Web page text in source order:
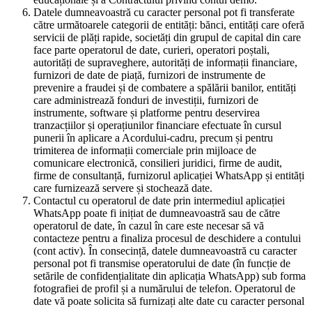
Datele dumneavoastră cu caracter personal pot fi transferate
către următoarele categorii de entități: bănci, entități care oferă
servicii de plăți rapide, societăți din grupul de capital din care
face parte operatorul de date, curieri, operatori poștali,
autorități de supraveghere, autorități de informații financiare,
furnizori de date de piață, furnizori de instrumente de
prevenire a fraudei și de combatere a spălării banilor, entități
care administrează fonduri de investiții, furnizori de
instrumente, software și platforme pentru deservirea
tranzacțiilor și operațiunilor financiare efectuate în cursul
punerii în aplicare a Acordului-cadru, precum și pentru
trimiterea de informații comerciale prin mijloace de
comunicare electronică, consilieri juridici, firme de audit,
firme de consultanță, furnizorul aplicației WhatsApp și entități
care furnizează servere și stochează date.
Contactul cu operatorul de date prin intermediul aplicației
WhatsApp poate fi inițiat de dumneavoastră sau de către
operatorul de date, în cazul în care este necesar să vă
contacteze pentru a finaliza procesul de deschidere a contului
(cont activ). În consecință, datele dumneavoastră cu caracter
personal pot fi transmise operatorului de date (în funcție de
setările de confidențialitate din aplicația WhatsApp) sub forma
fotografiei de profil și a numărului de telefon. Operatorul de
date vă poate solicita să furnizați alte date cu caracter personal